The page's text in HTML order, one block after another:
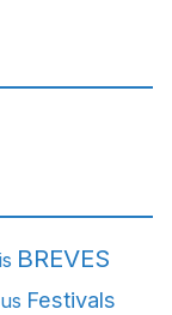
BREVES
Festivals